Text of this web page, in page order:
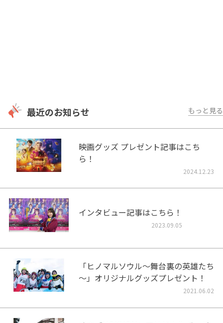
最近のお知らせ もっと見る
映画グッズ プレゼント記事はこち
ら！
2024.12.23
インタビュー記事はこちら！
2023.09.05
「ヒノマルソウル～舞台裏の英雄たち
～」オリジナルグッズプレゼント！
2021.06.02